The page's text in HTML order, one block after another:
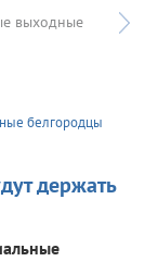
выходные
белгородцы
держать